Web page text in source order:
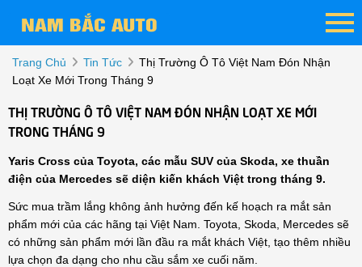
Trang Chủ Tin Tức
Thị Trường Ô Tô Việt Nam Đón Nhận
Loạt Xe Mới Trong Tháng 9
THỊ TRƯỜNG Ô TÔ VIỆT NAM ĐÓN NHẬN LOẠT XE MỚI
TRONG THÁNG 9
Yaris Cross của Toyota, các mẫu SUV của Skoda, xe thuần
điện của Mercedes sẽ diện kiến khách Việt trong tháng 9.
Sức mua trầm lắng không ảnh hưởng đến kế hoạch ra mắt sản
phẩm mới của các hãng tại Việt Nam. Toyota, Skoda, Mercedes sẽ
có những sản phẩm mới lần đầu ra mắt khách Việt, tạo thêm nhiều
lựa chọn đa dạng cho nhu cầu sắm xe cuối năm.